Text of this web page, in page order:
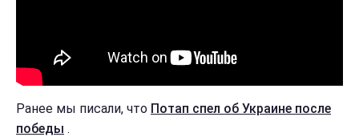
Ранее мы писали, что Потап спел об Украине после
победы .